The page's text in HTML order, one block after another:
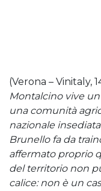
(Verona – Vinitaly,
Montalcino vive
una comunità
nazionale
Brunello fa da
affermato proprio
del territorio non
calice: non è un